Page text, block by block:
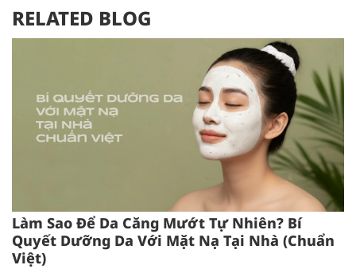
RELATED BLOG
Làm Sao Để Da Căng Mướt Tự Nhiên? Bí
Quyết Dưỡng Da Với Mặt Nạ Tại Nhà (Chuẩn
Việt)